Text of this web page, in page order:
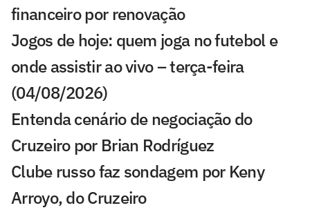
financeiro por renovação
Jogos de hoje: quem joga no futebol e
onde assistir ao vivo – terça-feira
(04/08/2026)
Entenda cenário de negociação do
Cruzeiro por Brian Rodríguez
Clube russo faz sondagem por Keny
Arroyo, do Cruzeiro